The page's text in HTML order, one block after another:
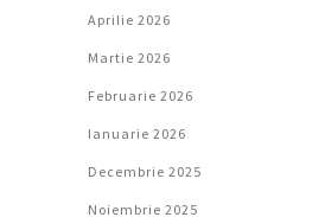
Aprilie 2026
Martie 2026
Februarie 2026
Ianuarie 2026
Decembrie 2025
Noiembrie 2025